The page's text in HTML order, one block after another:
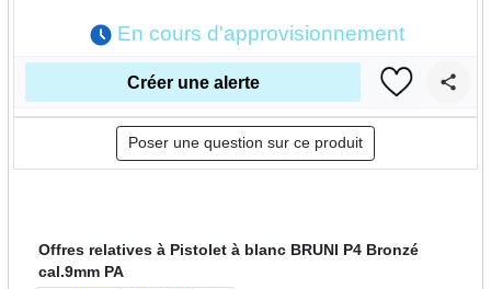
En cours d'approvisionnement
Créer une alerte
Poser une question sur ce produit
Offres relatives à Pistolet à blanc BRUNI P4 Bronzé
cal.9mm PA